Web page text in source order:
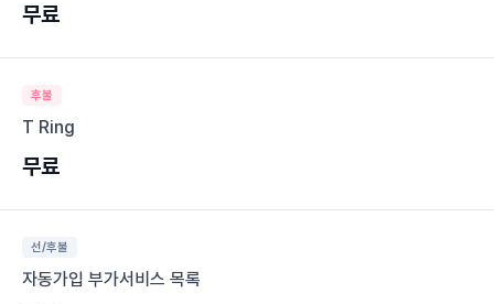
무료
후불
T Ring
무료
선/후불
자동가입 부가서비스 목록